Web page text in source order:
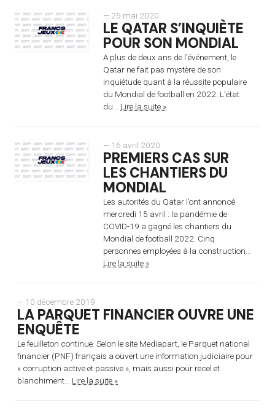
— 25 mai 2020
LE QATAR S’INQUIÈTE
POUR SON MONDIAL
A plus de deux ans de l’événement, le
Qatar ne fait pas mystère de son
inquiétude quant à la réussite populaire
du Mondial de football en 2022. L’état
du... Lire la suite »
— 16 avril 2020
PREMIERS CAS SUR
LES CHANTIERS DU
MONDIAL
Les autorités du Qatar l’ont annoncé
mercredi 15 avril : la pandémie de
COVID-19 a gagné les chantiers du
Mondial de football 2022. Cinq
personnes employées à la construction...
Lire la suite »
— 10 décembre 2019
LA PARQUET FINANCIER OUVRE UNE
ENQUÊTE
Le feuilleton continue. Selon le site Mediapart, le Parquet national
financier (PNF) français a ouvert une information judiciaire pour
« corruption active et passive », mais aussi pour recel et
blanchiment... Lire la suite »